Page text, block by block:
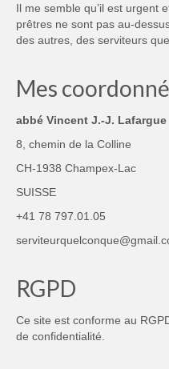
Il me semble qu’il est urgent
prêtres ne sont pas au-
des autres, des serviteurs
Mes
abbé Vincent J.-J. Lafargue
8, chemin de la Colline
CH-1938 Champex-Lac
SUISSE
+41 78 797.01.05
RGPD
Ce site est conforme au
de confidentialité